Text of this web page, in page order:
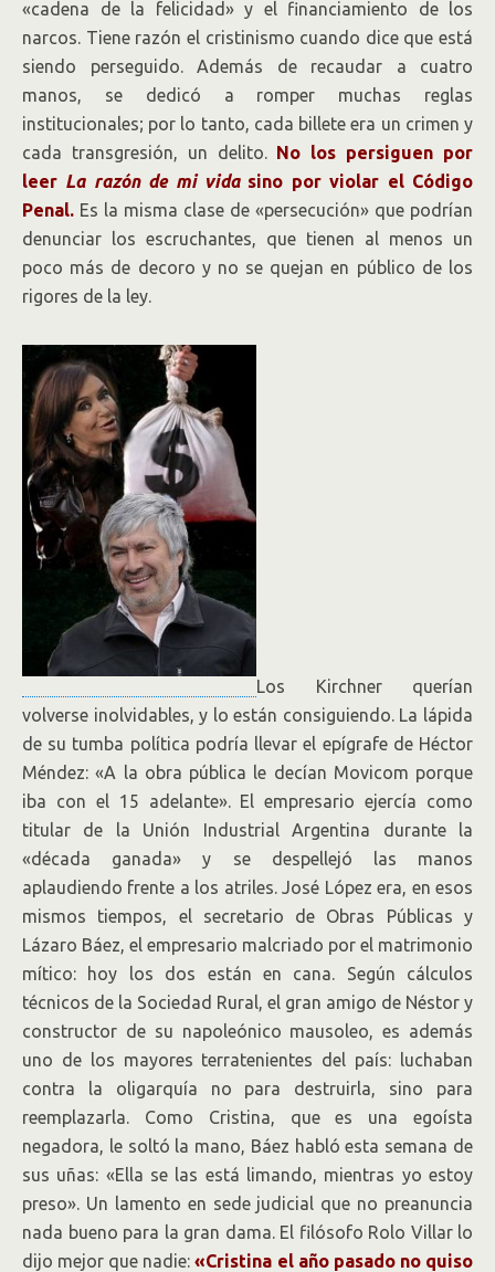
«cadena de la felicidad» y el financiamiento de los
narcos. Tiene razón el cristinismo cuando dice que está
siendo perseguido. Además de recaudar a cuatro
manos, se dedicó a romper muchas reglas
institucionales; por lo tanto, cada billete era un crimen y
cada transgresión, un delito. No los persiguen por
leer La razón de mi vidasino por violar el Código
Penal. Es la misma clase de «persecución» que podrían
denunciar los escruchantes, que tienen al menos un
poco más de decoro y no se quejan en público de los
rigores de la ley.
Los Kirchner querían
volverse inolvidables, y lo están consiguiendo. La lápida
de su tumba política podría llevar el epígrafe de Héctor
Méndez: «A la obra pública le decían Movicom porque
iba con el 15 adelante». El empresario ejercía como
titular de la Unión Industrial Argentina durante la
«década ganada» y se despellejó las manos
aplaudiendo frente a los atriles. José López era, en esos
mismos tiempos, el secretario de Obras Públicas y
Lázaro Báez, el empresario malcriado por el matrimonio
mítico: hoy los dos están en cana. Según cálculos
técnicos de la Sociedad Rural, el gran amigo de Néstor y
constructor de su napoleónico mausoleo, es además
uno de los mayores terratenientes del país: luchaban
contra la oligarquía no para destruirla, sino para
reemplazarla. Como Cristina, que es una egoísta
negadora, le soltó la mano, Báez habló esta semana de
sus uñas: «Ella se las está limando, mientras yo estoy
preso». Un lamento en sede judicial que no preanuncia
nada bueno para la gran dama. El filósofo Rolo Villar lo
dijo mejor que nadie:«Cristina el año pasado no quiso